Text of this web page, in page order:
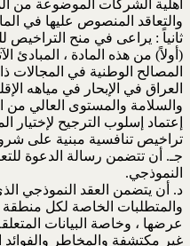
أهلية الشركات الموضوعة من
والتعاقد المنصوص عليها في المادة (18) من هذا
ثانياً : يراعى في منح التراخيص
(أولاً) من هذه المادة ، المبادئ
المصالح الوطنية في المجالات
العراق في الإبحار في مياهه
والسلامة والمستوى العالي من
إعتماد إسلوب الترجيح
تراخيص تنافسية مبنية على
جـ. أن تتضمن رسالة الدعوة
النموذجي.
د. أن يتضمن العقد النموذجي
والمتطلبات الخاصة لكل
عرضها ، وخاصة البيانات
غير مكتشفة والمخاطر